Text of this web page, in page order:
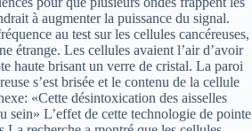
à augmenter la puissance du signal.
au test sur les cellules cancéreuses,
étrange. Les cellules avaient l’air d’avoir
haute brisant un verre de cristal. La paroi
s’est brisée et le contenu de la cellule
«Cette désintoxication des aisselles
sein» L’effet de cette technologie de pointe